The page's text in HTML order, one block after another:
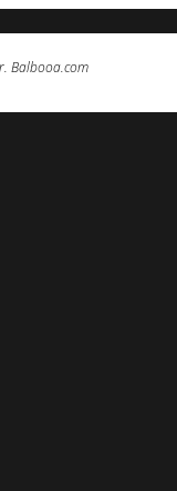
Balbooa.com